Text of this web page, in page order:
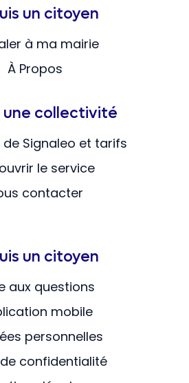
un citoyen
à ma mairie
À Propos
une collectivité
de Signaleo et tarifs
le service
contacter
un citoyen
aux questions
mobile
personnelles
confidentialité